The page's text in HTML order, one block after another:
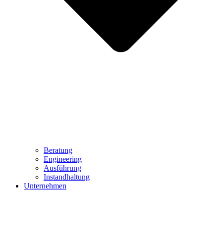
Beratung
Engineering
Ausführung
Instandhaltung
Unternehmen